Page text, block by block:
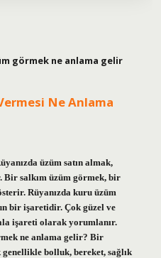
görmek ne anlama gelir
Ne Anlama
üzüm satın almak,
Bir salkım üzüm görmek, bir
Rüyanızda kuru üzüm
bir işaretidir. Çok güzel ve
işareti olarak yorumlanır.
ne anlama gelir? Bir
bolluk, bereket, sağlık